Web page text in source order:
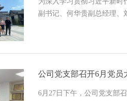
副书记、何华贵副总经理、
公司党支部召开6月党员
6月27日下午，公司党支部